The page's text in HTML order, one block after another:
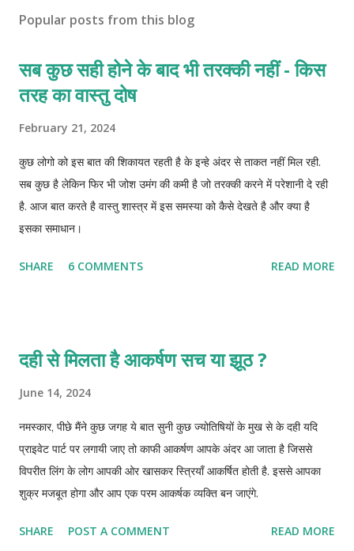
Popular posts from this blog
सब कुछ सही होने के बाद भी तरक्की नहीं - किस
तरह का वास्तु दोष
February 21, 2024
कुछ लोगो को इस बात की शिकायत रहती है के इन्हे अंदर से ताकत नहीं मिल रही.
सब कुछ है लेकिन फिर भी जोश उमंग की कमी है जो तरक्की करने में परेशानी दे रही
है. आज बात करते है वास्तु शास्त्र में इस समस्या को कैसे देखते है और क्या है
इसका समाधान।
SHARE 6 COMMENTS READ MORE
दही से मिलता है आकर्षण सच या झूठ ?
June 14, 2024
नमस्कार, पीछे मैंने कुछ जगह ये बात सुनी कुछ ज्योतिषियों के मुख से के दही यदि
प्राइवेट पार्ट पर लगायी जाए तो काफी आकर्षण आपके अंदर आ जाता है जिससे
विपरीत लिंग के लोग आपकी ओर खासकर स्त्रियाँ आकर्षित होती है. इससे आपका
शुक्र मजबूत होगा और आप एक परम आकर्षक व्यक्ति बन जाएंगे.
SHARE POST A COMMENT READ MORE